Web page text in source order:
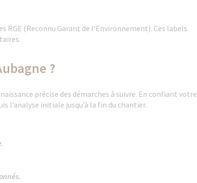
RGE (Reconnu Garant de l’Environnement). Ces labels
?
précise des démarches à suivre. En confiant votre
l’analyse initiale jusqu’à la fin du chantier.